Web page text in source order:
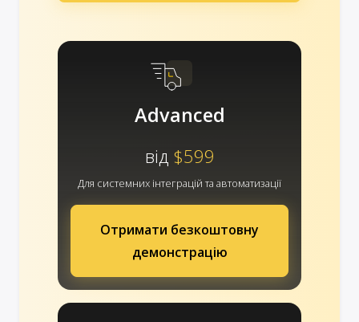
Advanced
від $599
Для системних інтеграцій та автоматизації
Отримати безкоштовну
демонстрацію